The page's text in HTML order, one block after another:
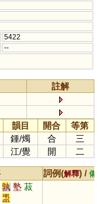
5422
--
註解
韻目 開合
等第
鍾/燭 合
三
江/覺 開 二
詞例(解釋) / 備
孰 塾 菽
盄